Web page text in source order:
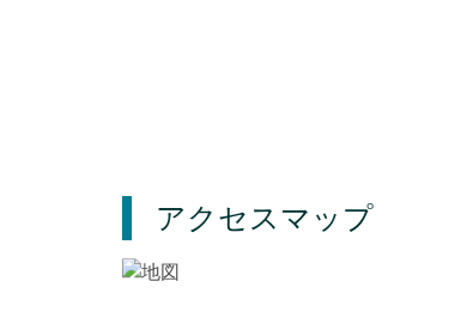
アクセスマップ